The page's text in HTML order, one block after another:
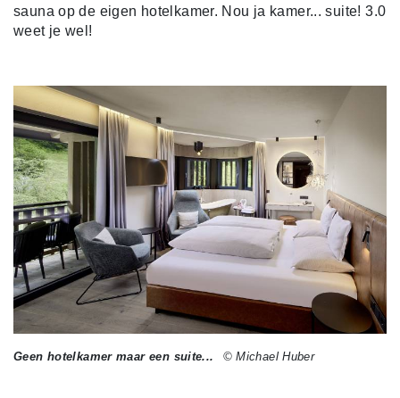
sauna op de eigen hotelkamer. Nou ja kamer... suite! 3.0
weet je wel!
Geen hotelkamer maar een suite... © Michael Huber